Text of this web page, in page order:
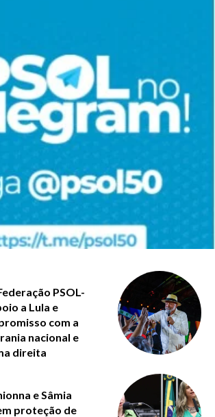
PSOL-
a Lula e
com a
nacional e
direita
e Sâmia
proteção de